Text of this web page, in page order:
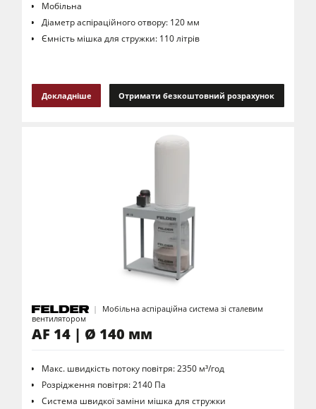
Брикетувальні преси
Преси для гарячого тиснення та вакуумні преси
Блок витяжки з системою пилевловлювання
Допоміжне обладнання для виробництва
Автоматизація та маніпулювання матеріалами
Мобільна
Діаметр аспіраційного отвору: 120 мм
Ємність мішка для стружки: 110 літрів
Докладніше Отримати безкоштовний розрахунок
Мобільна аспіраційна система зі сталевим
вентилятором
AF 14 | Ø 140 мм
Макс. швидкість потоку повітря: 2350 м³/год
Розрідження повітря: 2140 Па
Система швидкої заміни мішка для стружки